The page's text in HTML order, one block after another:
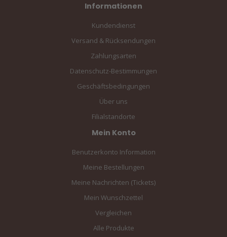
Informationen
Kundendienst
Versand & Rücksendungen
Zahlungsarten
Datenschutz-Bestimmungen
Geschäftsbedingungen
Über uns
Filialstandorte
Mein Konto
Benutzerkonto Information
Meine Bestellungen
Meine Nachrichten (Tickets)
Mein Wunschzettel
Vergleichen
Alle Produkte